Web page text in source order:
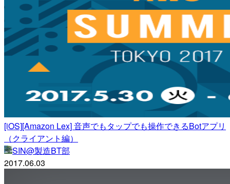
[iOS][Amazon Lex] 音声でもタップでも操作できるBotアプリ
（クライアント編）
SIN@製造BT部
2017.06.03